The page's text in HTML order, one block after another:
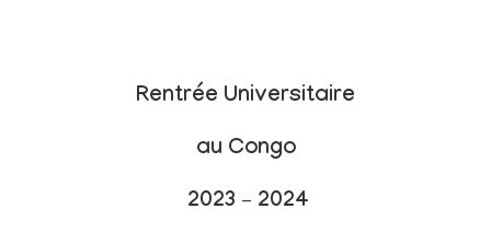
Rentrée Universitaire
au Congo
2023 – 2024